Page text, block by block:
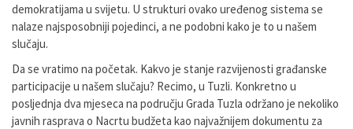
demokratijama u svijetu. U strukturi ovako uređenog sistema se
nalaze najsposobniji pojedinci, a ne podobni kako je to u našem
slučaju.
Da se vratimo na početak. Kakvo je stanje razvijenosti građanske
participacije u našem slučaju? Recimo, u Tuzli. Konkretno u
posljednja dva mjeseca na području Grada Tuzla održano je nekoliko
javnih rasprava o Nacrtu budžeta kao najvažnijem dokumentu za